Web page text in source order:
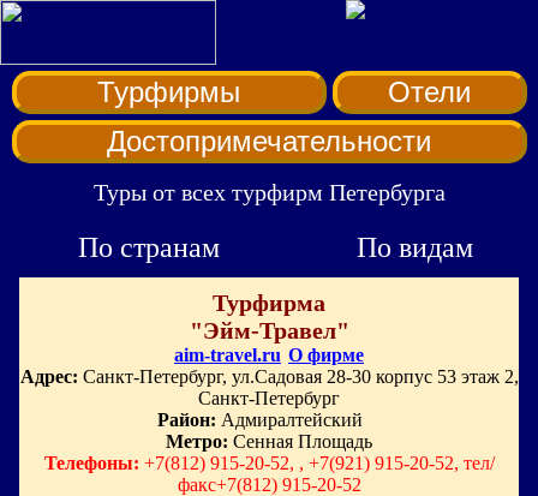
Турфирмы
Отели
Достопримечательности
Туры от всех турфирм Петербурга
По странам По видам
Турфирма
"Эйм-Травел"
aim-travel.ru О фирме
Адрес: Санкт-Петербург, ул.Садовая 28-30 корпус 53 этаж 2,
Санкт-Петербург
Район: Адмиралтейский
Метро: Сенная Площадь
Телефоны: +7(812) 915-20-52, , +7(921) 915-20-52, тел/
факс+7(812) 915-20-52